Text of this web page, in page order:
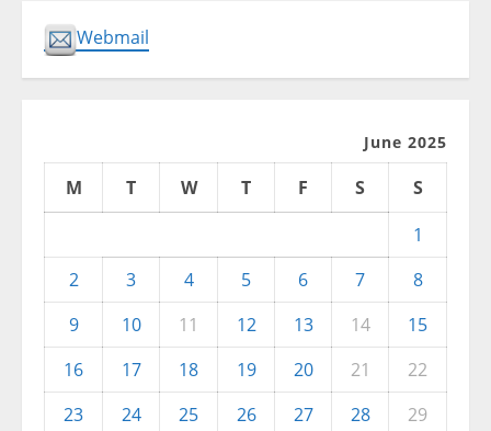
Webmail
June 2025
M T W T F S
S
1
2
3 4 5 6 7
8
9
10 11 12 13 14
15
16
17 18 19 20 21
22
23
24 25 26 27 28
29